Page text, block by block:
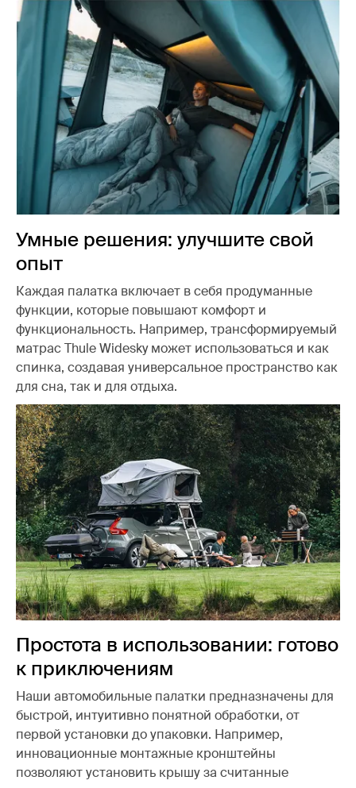
Умные решения: улучшите свой
опыт
Каждая палатка включает в себя продуманные
функции, которые повышают комфорт и
функциональность. Например, трансформируемый
матрас Thule Widesky может использоваться и как
спинка, создавая универсальное пространство как
для сна, так и для отдыха.
Простота в использовании: готово
к приключениям
Наши автомобильные палатки предназначены для
быстрой, интуитивно понятной обработки, от
первой установки до упаковки. Например,
инновационные монтажные кронштейны
позволяют установить крышу за считанные